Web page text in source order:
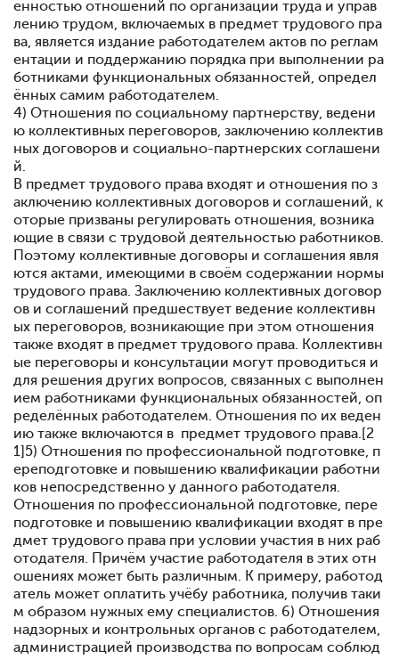
енностью отношений по организации труда и управ
лению трудом, включаемых в предмет трудового пра
ва, является издание работодателем актов по реглам
ентации и поддержанию порядка при выполнении ра
ботниками функциональных обязанностей, определ
ённых самим работодателем.
4) Отношения по социальному партнерству, ведени
ю коллективных переговоров, заключению коллектив
ных договоров и социально-партнерских соглашени
й.
В предмет трудового права входят и отношения по з
аключению коллективных договоров и соглашений, к
оторые призваны регулировать отношения, возника
ющие в связи с трудовой деятельностью работников.
Поэтому коллективные договоры и соглашения явля
ются актами, имеющими в своём содержании нормы
трудового права. Заключению коллективных договор
ов и соглашений предшествует ведение коллективн
ых переговоров, возникающие при этом отношения
также входят в предмет трудового права. Коллективн
ые переговоры и консультации могут проводиться и
для решения других вопросов, связанных с выполнен
ием работниками функциональных обязанностей, оп
ределённых работодателем. Отношения по их веден
ию также включаются в предмет трудового права.[2
1]5) Отношения по профессиональной подготовке, п
ереподготовке и повышению квалификации работни
ков непосредственно у данного работодателя.
Отношения по профессиональной подготовке, пере
подготовке и повышению квалификации входят в пре
дмет трудового права при условии участия в них раб
отодателя. Причём участие работодателя в этих отн
ошениях может быть различным. К примеру, работод
атель может оплатить учёбу работника, получив таки
м образом нужных ему специалистов. 6) Отношения
надзорных и контрольных органов с работодателем,
администрацией производства по вопросам соблюд